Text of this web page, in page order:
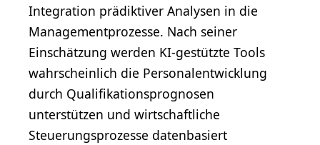
Integration prädiktiver Analysen in die
Managementprozesse. Nach seiner
Einschätzung werden KI-gestützte Tools
wahrscheinlich die Personalentwicklung
durch Qualifikationsprognosen
unterstützen und wirtschaftliche
Steuerungsprozesse datenbasiert